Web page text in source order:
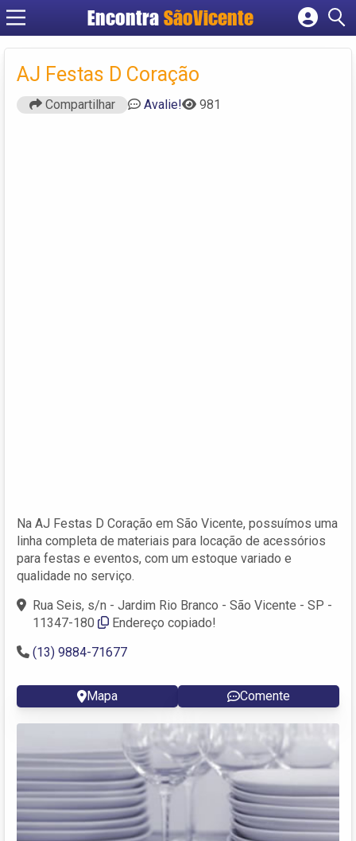
Encontra SãoVicente
Cadastrar empresa
Fazer login
Criar conta
AJ Festas D Coração
Compartilhar Avalie! 981
Na AJ Festas D Coração em São Vicente, possuímos uma
linha completa de materiais para locação de acessórios
para festas e eventos, com um estoque variado e
qualidade no serviço.
Rua Seis, s/n - Jardim Rio Branco - São Vicente - SP -
11347-180
Endereço copiado!
(13) 9884-71677
Mapa Comente